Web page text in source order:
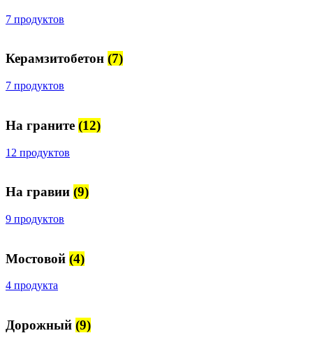
7 продуктов
Керамзитобетон (7)
7 продуктов
На граните (12)
12 продуктов
На гравии (9)
9 продуктов
Мостовой (4)
4 продукта
Дорожный (9)